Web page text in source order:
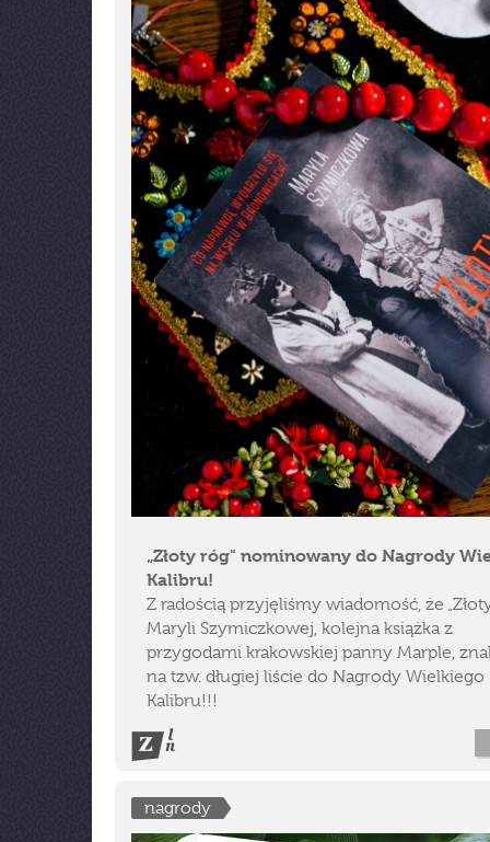
„Złoty róg" nominowany do Nagrody
Kalibru!
Z radością przyjęliśmy wiadomość, że
Maryli Szymiczkowej, kolejna książka z
przygodami krakowskiej panny Marple,
na tzw. długiej liście do Nagrody Wielkiego
Kalibru!!!
nagrody